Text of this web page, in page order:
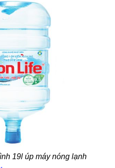
19l úp máy nóng lạnh